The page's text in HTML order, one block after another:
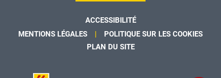
ACCESSIBILITÉ
MENTIONS LÉGALES
POLITIQUE SUR LES COOKIES
PLAN DU SITE